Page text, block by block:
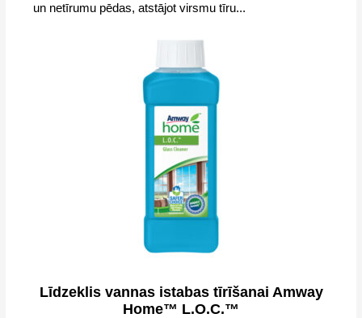
un netīrumu pēdas, atstājot virsmu tīru...
Līdzeklis vannas istabas tīrīšanai Amway
Home™ L.O.C.™